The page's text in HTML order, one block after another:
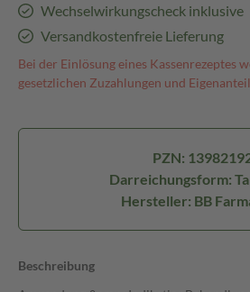
Wechselwirkungscheck inklusive
Versandkostenfreie Lieferung
Bei der Einlösung eines Kassenrezeptes
gesetzlichen Zuzahlungen und
PZN:
Darreichungsform:
Hersteller: BB
Beschreibung